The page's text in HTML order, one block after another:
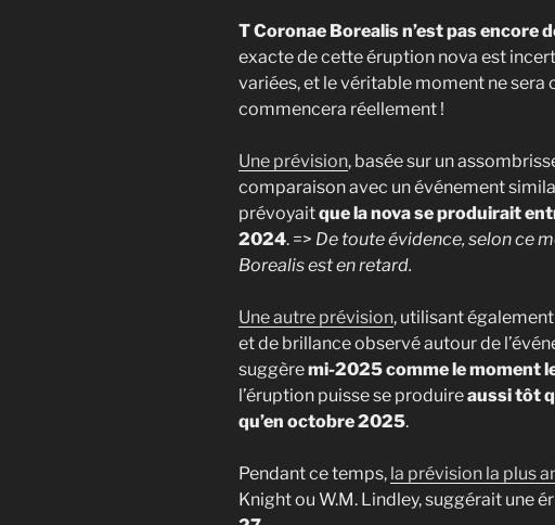
T Coronae Borealis n’est pas encore
exacte de cette éruption nova est
variées, et le véritable moment ne sera
commencera réellement !
Une prévision, basée sur un
comparaison avec un événement
prévoyaitque la nova se produirait
2024. => De toute évidence, selon ce
Borealis est en retard.
Une autre prévision, utilisant
et de brillance observé autour de
suggèremi-2025 comme le moment
l’éruption puisse se produireaussi tôt
qu’en octobre 2025.
Pendant ce temps, la prévision la plus
Knight ou W.M. Lindley, suggérait une